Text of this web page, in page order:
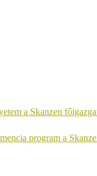
a Skanzen
program a